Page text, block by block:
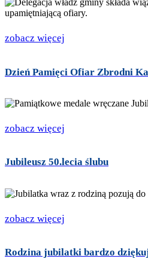
zobacz więcej
Dzień Pamięci Ofiar Zbrodni
zobacz więcej
Jubileusz 50.lecia ślubu
zobacz więcej
Rodzina jubilatki bardzo